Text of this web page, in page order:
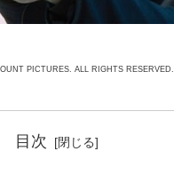
PICTURES. ALL RIGHTS RESERVED.
目次